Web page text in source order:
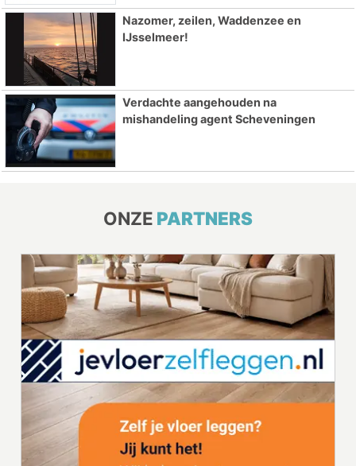
Nazomer, zeilen, Waddenzee en
IJsselmeer!
Verdachte aangehouden na
mishandeling agent Scheveningen
ONZE PARTNERS